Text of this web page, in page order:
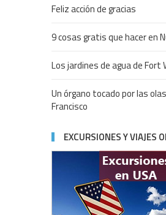
Feliz acción de gracias
9 cosas gratis que hacer en
Los jardines de agua de Fort
Un órgano tocado por las
Francisco
EXCURSIONES Y VIAJES